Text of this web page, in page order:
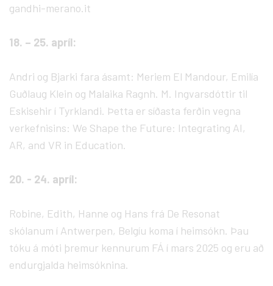
gandhi-merano.it
18. – 25. apríl:
Andri og Bjarki fara ásamt: Meriem El Mandour, Emilía
Guðlaug Klein og Malaika Ragnh. M. Ingvarsdóttir til
Eskisehir í Tyrklandi. Þetta er síðasta ferðin vegna
verkefnisins: We Shape the Future: Integrating AI,
AR, and VR in Education.
20. - 24. apríl:
Robine, Edith, Hanne og Hans frá De Resonat
skólanum í Antwerpen, Belgíu koma í heimsókn. Þau
tóku á móti þremur kennurum FÁ í mars 2025 og eru að
endurgjalda heimsóknina.